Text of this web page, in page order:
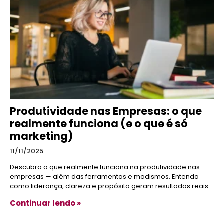
Produtividade nas Empresas: o que
realmente funciona (e o que é só
marketing)
11/11/2025
Descubra o que realmente funciona na produtividade nas
empresas — além das ferramentas e modismos. Entenda
como liderança, clareza e propósito geram resultados reais.
Continuar lendo »